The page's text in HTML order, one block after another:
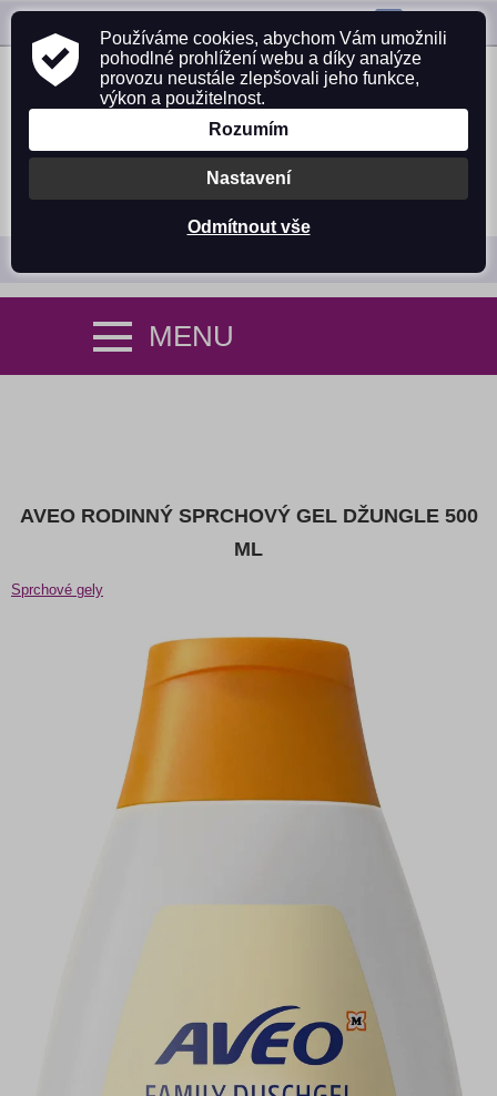
MENU
AVEO RODINNÝ SPRCHOVÝ GEL DŽUNGLE 500
ML
Sprchové gely
Používáme cookies, abychom Vám umožnili
pohodlné prohlížení webu a díky analýze
provozu neustále zlepšovali jeho funkce,
výkon a použitelnost.
Rozumím
Nastavení
Odmítnout vše